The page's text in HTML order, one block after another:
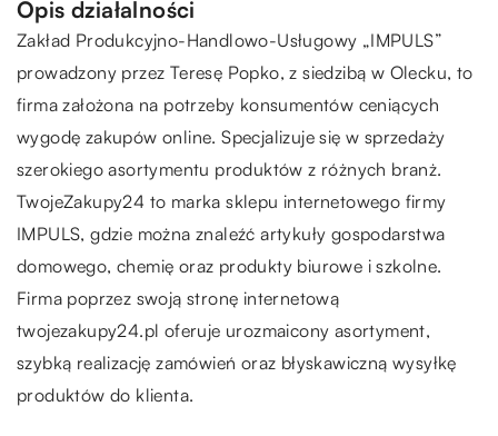
Opis działalności
Zakład Produkcyjno-Handlowo-Usługowy „IMPULS”
prowadzony przez Teresę Popko, z siedzibą w Olecku, to
firma założona na potrzeby konsumentów ceniących
wygodę zakupów online. Specjalizuje się w sprzedaży
szerokiego asortymentu produktów z różnych branż.
TwojeZakupy24 to marka sklepu internetowego firmy
IMPULS, gdzie można znaleźć artykuły gospodarstwa
domowego, chemię oraz produkty biurowe i szkolne.
Firma poprzez swoją stronę internetową
twojezakupy24.pl oferuje urozmaicony asortyment,
szybką realizację zamówień oraz błyskawiczną wysyłkę
produktów do klienta.